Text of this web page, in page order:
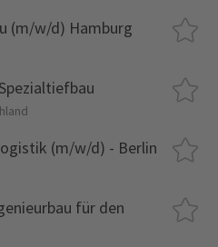
(m/w/d) Hamburg
(m/w/d) - Berlin
für den